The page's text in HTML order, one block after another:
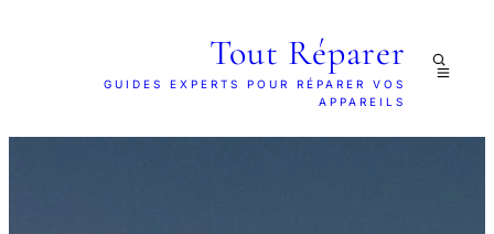
Tout Réparer
GUIDES EXPERTS POUR RÉPARER VOS
APPAREILS